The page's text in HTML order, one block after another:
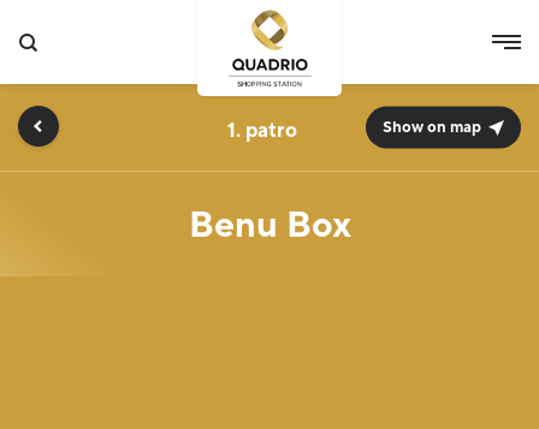
Benu Box
1. Show on map